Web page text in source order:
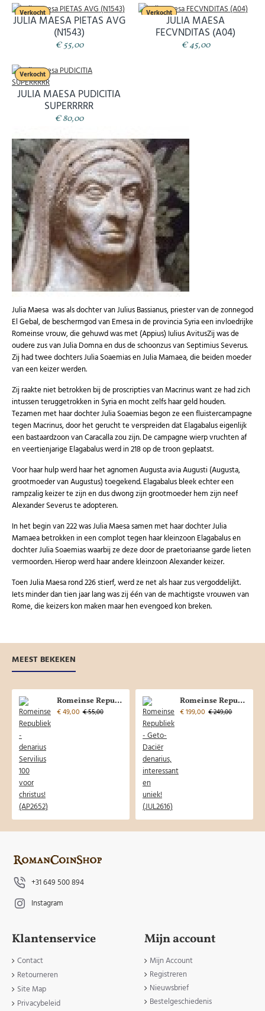
Abonneer u op onze nieuwsbrief
Schrijf u in voor onze gratis nieuwsbrief en ontvang
wekelijks een overzicht van de nieuwste munten en
speciale aanbiedingen.
Uw
email
AANMELDEN
U kunt zich op elk moment weer afmelden via de nieuwsbrief.
Uw gegevens worden niet gedeeld met derden
Niet meer opnieuw tonen.
Julia Maesa was als dochter van Julius Bassianus, priester van de zonnegod
El Gebal, de beschermgod van Emesa in de provincia Syria een invloedrijke
Romeinse vrouw, die gehuwd was met (Appius) Iulius AvitusZij was de
oudere zus van Julia Domna en dus de schoonzus van Septimius Severus.
Zij had twee dochters Julia Soaemias en Julia Mamaea, die beiden moeder
van een keizer werden.
Zij raakte niet betrokken bij de proscripties van Macrinus want ze had zich
intussen teruggetrokken in Syria en mocht zelfs haar geld houden.
Tezamen met haar dochter Julia Soaemias begon ze een fluistercampagne
tegen Macrinus, door het gerucht te verspreiden dat Elagabalus eigenlijk
een bastaardzoon van Caracalla zou zijn. De campagne wierp vruchten af
en veertienjarige Elagabalus werd in 218 op de troon geplaatst.
Voor haar hulp werd haar het agnomen Augusta avia Augusti (Augusta,
grootmoeder van Augustus) toegekend. Elagabalus bleek echter een
rampzalig keizer te zijn en dus dwong zijn grootmoeder hem zijn neef
Alexander Severus te adopteren.
In het begin van 222 was Julia Maesa samen met haar dochter Julia
Mamaea betrokken in een complot tegen haar kleinzoon Elagabalus en
dochter Julia Soaemias waarbij ze deze door de praetoriaanse garde lieten
vermoorden. Hierop werd haar andere kleinzoon Alexander keizer.
Toen Julia Maesa rond 226 stierf, werd ze net als haar zus vergoddelijkt.
Iets minder dan tien jaar lang was zij één van de machtigste vrouwen van
Rome, die keizers kon maken maar hen evengoed kon breken.
Verkocht
JULIA MAESA PIETAS AVG
(N1543)
€ 55,00
Verkocht
JULIA MAESA
FECVNDITAS (A04)
€ 45,00
Verkocht
JULIA MAESA PUDICITIA
SUPERRRRR
€ 80,00
MEEST BEKEKEN
Romeinse Republiek - denarius Servilius 100 voor christus! (AP2652)
€ 49,00 € 55,00
Romeinse Republiek - Geto-Daciër denarius, interessant en uniek! (JUL2616)
€ 199,00 € 249,00
+31 649 500 894
Instagram
Klantenservice
Contact
Retourneren
Site Map
Privacybeleid
Mijn account
Mijn Account
Registreren
Nieuwsbrief
Bestelgeschiedenis